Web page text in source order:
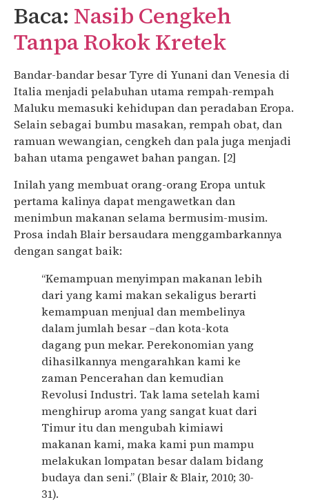
Baca: Nasib Cengkeh
Tanpa Rokok Kretek
Bandar-bandar besar Tyre di Yunani dan Venesia di
Italia menjadi pelabuhan utama rempah-rempah
Maluku memasuki kehidupan dan peradaban Eropa.
Selain sebagai bumbu masakan, rempah obat, dan
ramuan wewangian, cengkeh dan pala juga menjadi
bahan utama pengawet bahan pangan. [2]
Inilah yang membuat orang-orang Eropa untuk
pertama kalinya dapat mengawetkan dan
menimbun makanan selama bermusim-musim.
Prosa indah Blair bersaudara menggambarkannya
dengan sangat baik:
“Kemampuan menyimpan makanan lebih
dari yang kami makan sekaligus berarti
kemampuan menjual dan membelinya
dalam jumlah besar –dan kota-kota
dagang pun mekar. Perekonomian yang
dihasilkannya mengarahkan kami ke
zaman Pencerahan dan kemudian
Revolusi Industri. Tak lama setelah kami
menghirup aroma yang sangat kuat dari
Timur itu dan mengubah kimiawi
makanan kami, maka kami pun mampu
melakukan lompatan besar dalam bidang
budaya dan seni.” (Blair & Blair, 2010; 30-
31).